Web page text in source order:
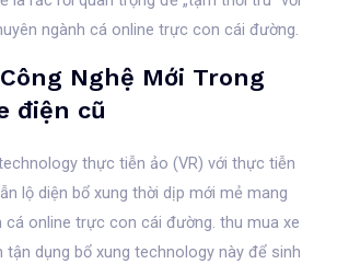
ngành cá online trực con cái đường.
Nghệ Mới Trong
điện cũ
thực tiễn ảo (VR) với thực tiễn
lộ diện bổ xung thời dịp mới mẻ mang
cá online trực con cái đường. thu mua xe
tận dụng bổ xung technology này để sinh